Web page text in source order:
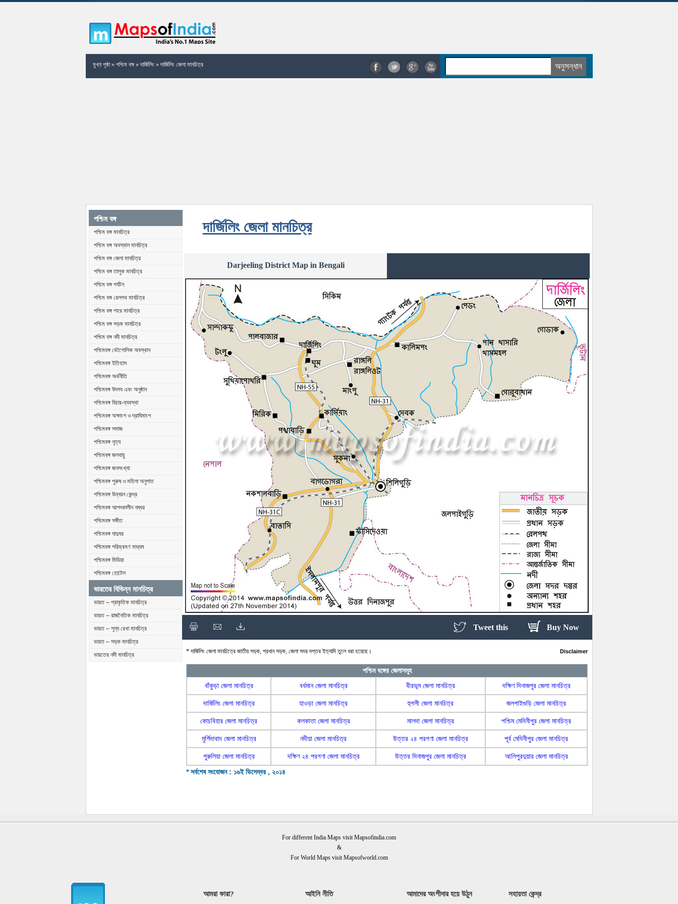
মুখ্য পৃষ্ঠা» পশ্চিম বঙ্গ»দার্জিলিং »দার্জিলিং জেলা মানচিত্র
পশ্চিম বঙ্গ
পশ্চিম বঙ্গ মানচিত্র
পশ্চিম বঙ্গ অবস্থান মানচিত্র
পশ্চিম বঙ্গ জেলা মানচিত্র
পশ্চিম বঙ্গ তালুক মানচিত্র
পশ্চিম বঙ্গ পর্যটন
পশ্চিম বঙ্গ রেলপথ মানচিত্র
পশ্চিম বঙ্গ শহর মানচিত্র
পশ্চিম বঙ্গ সড়ক মানচিত্র
পশ্চিম বঙ্গ নদী মানচিত্র
পশ্চিমবঙ্গ ভৌগোলিক অবস্থান
পশ্চিমবঙ্গ ইতিহাস
পশ্চিমবঙ্গ অর্থনীতি
পশ্চিমবঙ্গ উৎসব এবং অনুষ্ঠান
পশ্চিমবঙ্গ বিচার-ব্যবস্থা
পশ্চিমবঙ্গ অক্ষাংশ ও দ্রাঘিমাংশ
পশ্চিমবঙ্গ সমাজ
পশ্চিমবঙ্গ নৃত্য
পশ্চিমবঙ্গ জলবায়ু
পশ্চিমবঙ্গ জনসংখ্যা
পশ্চিমবঙ্গ পুরুষ ও মহিলা অনুপাত
পশ্চিমবঙ্গ উন্নয়ন কেন্দ্র
পশ্চিমবঙ্গ আপৎকালীন নম্বর
পশ্চিমবঙ্গ সঙ্গীত
পশ্চিমবঙ্গ যাদুঘর
পশ্চিমবঙ্গ পরিভ্রমণ মাধ্যম
পশ্চিমবঙ্গ মিডিয়া
পশ্চিমবঙ্গ হোটেল
ভারতের বিভিন্ন মানচিত্র
ভারত – প্রাকৃতিক মানচিত্র
ভারত – রাজনৈতিক মানচিত্র
ভারত – শূন্য রেখা মানচিত্র
ভারত – সড়ক মানচিত্র
ভারতের নদী মানচিত্র
দার্জিলিং জেলা মানচিত্র
Darjeeling District Map in Bengali
Buy Now
Tweet this
* দার্জিলিং জেলা মানচিত্রে জাতীয় সড়ক, প্রধান সড়ক, জেলা সদর দপ্তর ইত্যাদি তুলে ধরা হয়েছে। Disclaimer
পশ্চিম বঙ্গের জেলাসমূহ
বাঁকুড়া জেলা মানচিত্র
বর্ধমান জেলা মানচিত্র বীরভূম জেলা মানচিত্র দক্ষিণ দিনাজপুর জেলা মানচিত্র
দার্জিলিং জেলা মানচিত্র হাওড়া জেলা মানচিত্র হুগলী জেলা মানচিত্র জলপাইগুড়ি জেলা মানচিত্র
কোচবিহার জেলা মানচিত্র কলকাতা জেলা মানচিত্র মালদা জেলা মানচিত্র পশ্চিম মেদিনীপুর জেলা মানচিত্র
মুর্শিদাবাদ জেলা মানচিত্র নদীয়া জেলা মানচিত্র উত্তর ২৪ পরগণা জেলা মানচিত্র পূর্ব মেদিনীপুর জেলা মানচিত্র
পুরুলিয়া জেলা মানচিত্র দক্ষিণ ২৪ পরগণা জেলা মানচিত্র উত্তর দিনাজপুর জেলা মানচিত্র
আলিপুরদুয়ার জেলা মানচিত্র
* সর্বশেষ সংযোজন : ১৬ই ডিসেম্বর , ২০১৪
For different India Maps visit Mapsofindia.com
&
For World Maps visit Mapsofworld.com
আমরা কারা? আইনি নীতি আমাদের অংশীদার হয়ে উঠুন সহায়তা কেন্দ্র